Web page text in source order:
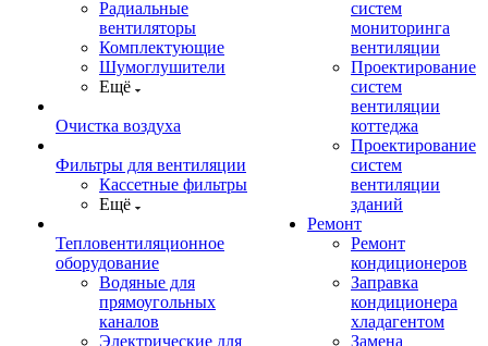
Радиальные
вентиляторы
Комплектующие
Шумоглушители
Ещё
Очистка воздуха
Фильтры для вентиляции
Кассетные фильтры
Ещё
Тепловентиляционное
оборудование
Водяные для
прямоугольных
каналов
Электрические для
систем
мониторинга
вентиляции
Проектирование
систем
вентиляции
коттеджа
Проектирование
систем
вентиляции
зданий
Ремонт
Ремонт
кондиционеров
Заправка
кондиционера
хладагентом
Замена